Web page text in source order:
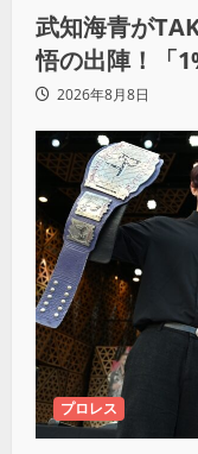
武知海青が
悟の出陣！「
ちにいきたい」
2026年8月8日
プロレス